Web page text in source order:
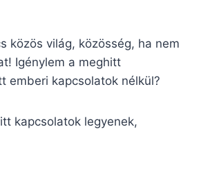
közös világ, közösség, ha nem
Igénylem a meghitt
emberi kapcsolatok nélkül?
kapcsolatok legyenek,